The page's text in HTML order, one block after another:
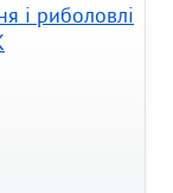
і риболовлі